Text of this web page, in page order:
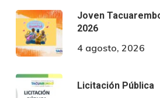
Joven
2026
4 agosto, 2026
Licitación Pública